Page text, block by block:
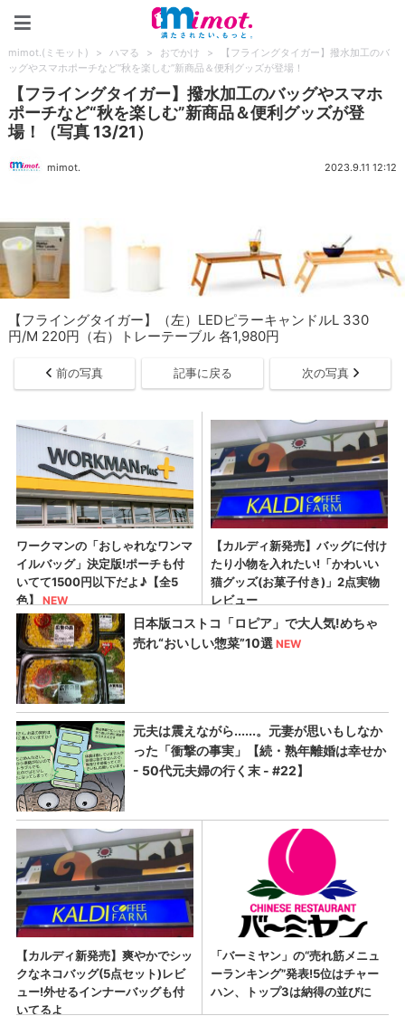
mimot.(ミモット) > ハマる > おでかけ >
【フライングタイガー】撥水加工のバ
ッグやスマホポーチなど“秋を楽しむ”新商品＆便利グッズが登場！
【フライングタイガー】撥水加工のバッグやスマホ
ポーチなど“秋を楽しむ”新商品＆便利グッズが登
場！（写真 13/21）
mimot. 2023.9.11 12:12
【フライングタイガー】（左）LEDピラーキャンドルL 330
円/M 220円（右）トレーテーブル 各1,980円
前の写真 記事に戻る 次の写真